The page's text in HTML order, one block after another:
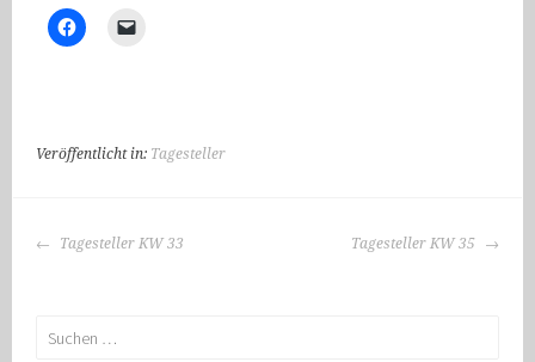
Veröffentlicht in: Tagesteller
BEITRAGS-
Tagesteller KW 33 Tagesteller KW 35
Suchen